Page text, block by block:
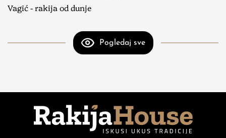
Vagić - rakija od dunje
Pogledaj sve